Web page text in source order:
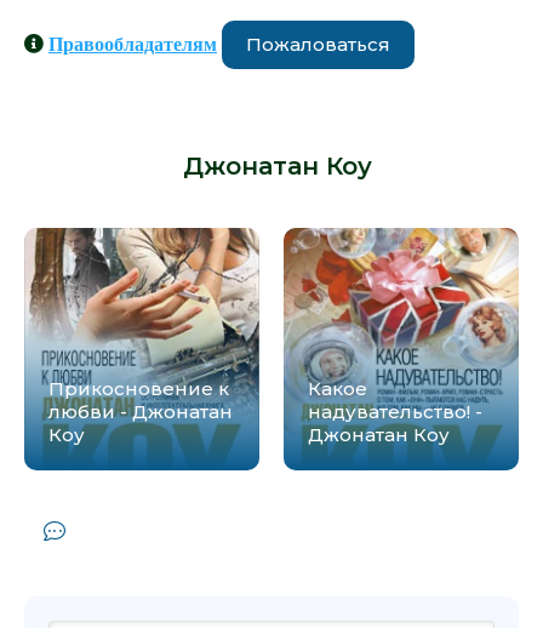
Правообладателям Пожаловаться
Джонатан Коу:
Прикосновение к
любви - Джонатан
Коу
Какое
надувательство! -
Джонатан Коу